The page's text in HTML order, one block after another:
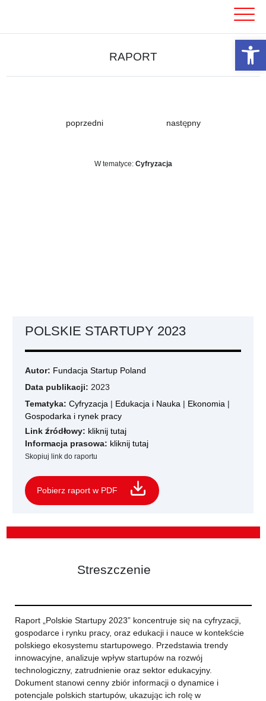
RAPORT
poprzedni następny
W tematyce: Cyfryzacja
POLSKIE STARTUPY 2023
Autor: Fundacja Startup Poland
Data publikacji: 2023
Tematyka: Cyfryzacja | Edukacja i Nauka | Ekonomia |
Gospodarka i rynek pracy
Link źródłowy: kliknij tutaj
Informacja prasowa: kliknij tutaj
Skopiuj link do raportu
Pobierz raport w PDF
Streszczenie
Raport „Polskie Startupy 2023” koncentruje się na cyfryzacji,
gospodarce i rynku pracy, oraz edukacji i nauce w kontekście
polskiego ekosystemu startupowego. Przedstawia trendy
innowacyjne, analizuje wpływ startupów na rozwój
technologiczny, zatrudnienie oraz sektor edukacyjny.
Dokument stanowi cenny zbiór informacji o dynamice i
potencjale polskich startupów, ukazując ich rolę w